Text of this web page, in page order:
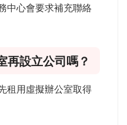
中心會要求補充聯絡
再設立公司嗎？
租用虛擬辦公室取得